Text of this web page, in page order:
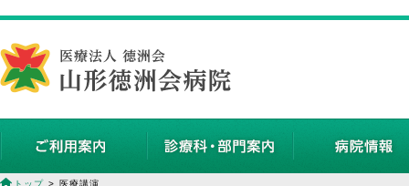
トップ 医療講演